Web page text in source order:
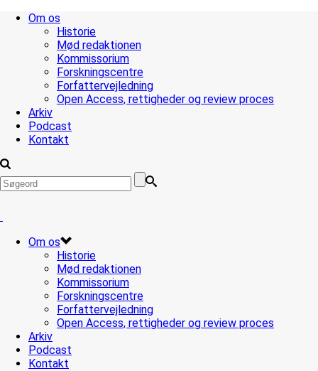
Om os
Historie
Mød redaktionen
Kommissorium
Forskningscentre
Forfattervejledning
Open Access, rettigheder og review proces
Arkiv
Podcast
Kontakt
Om os
Historie
Mød redaktionen
Kommissorium
Forskningscentre
Forfattervejledning
Open Access, rettigheder og review proces
Arkiv
Podcast
Kontakt